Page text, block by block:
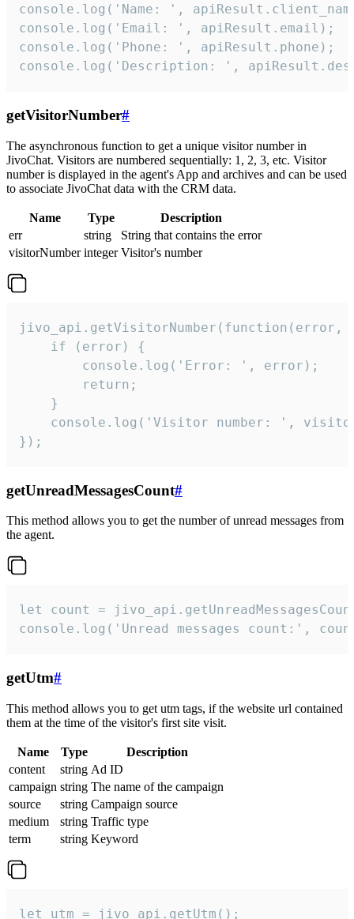
console.log('Name: ',
console.log('Email: ', apiResult.email);
console.log('Phone: ', apiResult.phone);
console.log('Description: ',
getVisitorNumber#
The asynchronous function to get a unique visitor number in
JivoChat. Visitors are numbered sequentially: 1, 2, 3, etc. Visitor
number is displayed in the agent's App and archives and can be used
to associate JivoChat data with the CRM data.
Name Type
Description
err
string
String that contains the error
visitorNumber integer Visitor's number
jivo_api.getVisitorNumber(function(error,
    if (error) {
        console.log('Error: ', error);
        return;
    }
console.log('Visitor number: ',
});
getUnreadMessagesCount#
This method allows you to get the number of unread messages from
the agent.
let count =
console.log('Unread messages count:',
getUtm#
This method allows you to get utm tags, if the website url contained
them at the time of the visitor's first site visit.
Name Type
Description
content
string Ad ID
campaign string The name of the campaign
source
string Campaign source
medium
string Traffic type
term
string Keyword
let utm = jivo_api.getUtm();